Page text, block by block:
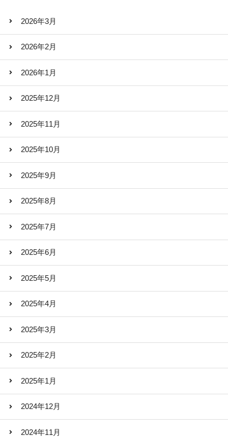
2026年3月
2026年2月
2026年1月
2025年12月
2025年11月
2025年10月
2025年9月
2025年8月
2025年7月
2025年6月
2025年5月
2025年4月
2025年3月
2025年2月
2025年1月
2024年12月
2024年11月